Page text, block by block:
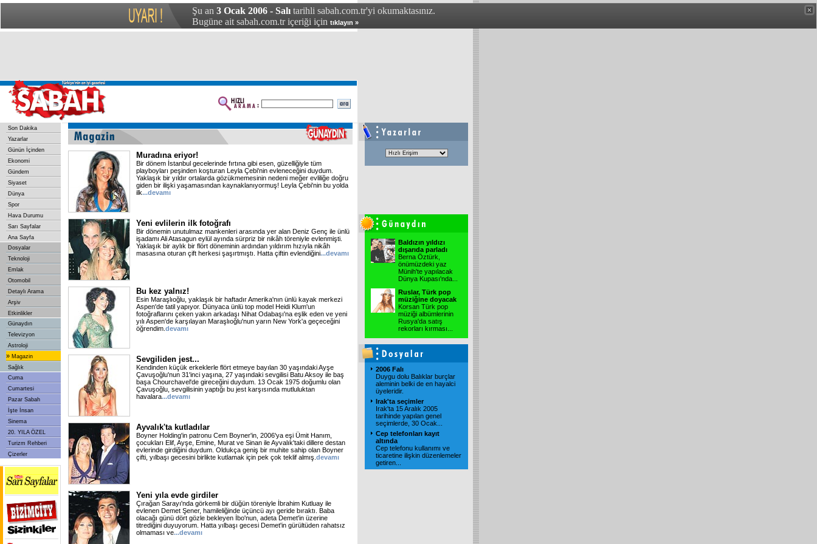
Şu an 3 Ocak 2006 - Salı tarihli sabah.com.tr'yi okumaktasınız.
Bugüne ait sabah.com.tr içeriği için tıklayın »
Son Dakika
Yazarlar
Günün İçinden
Ekonomi
Gündem
Siyaset
Dünya
Spor
Hava Durumu
Sarı Sayfalar
Ana Sayfa
Dosyalar
Teknoloji
Emlak
Otomobil
Detaylı Arama
Arşiv
Etkinlikler
Günaydın
Televizyon
Astroloji
» Magazin
Sağlık
Cuma
Cumartesi
Pazar Sabah
İşte İnsan
Sinema
20. YILA ÖZEL
Turizm Rehberi
Çizerler
Muradına eriyor!
Bir dönem İstanbul gecelerinde fırtına gibi esen, güzelliğiyle tüm
playboyları peşinden koşturan Leyla Çebi'nin evleneceğini duydum.
Yaklaşık bir yıldır ortalarda gözükmemesinin nedeni meğer evliliğe doğru
giden bir ilişki yaşamasından kaynaklanıyormuş! Leyla Çebi'nin bu yolda
ilk...devamı
Yeni evlilerin ilk fotoğrafı
Bir dönemin unutulmaz mankenleri arasında yer alan Deniz Genç ile ünlü
işadamı Ali Atasagun eylül ayında sürpriz bir nikâh töreniyle evlenmişti.
Yaklaşık bir aylık bir flört döneminin ardından yıldırım hızıyla nikâh
masasına oturan çift herkesi şaşırtmıştı. Hatta çiftin evlendiğini...devamı
Bu kez yalnız!
Esin Maraşlıoğlu, yaklaşık bir haftadır Amerika'nın ünlü kayak merkezi
Aspen'de tatil yapıyor. Dünyaca ünlü top model Heidi Klum'un
fotoğraflarını çeken yakın arkadaşı Nihat Odabaşı'na eşlik eden ve yeni
yılı Aspen'de karşılayan Maraşlıoğlu'nun yarın New York'a geçeceğini
öğrendim. devamı
Sevgiliden jest...
Kendinden küçük erkeklerle flört etmeye bayılan 30 yaşındaki Ayşe
Çavuşoğlu'nun 31'inci yaşına, 27 yaşındaki sevgilisi Batu Aksoy ile baş
başa Chourchavel'de gireceğini duydum. 13 Ocak 1975 doğumlu olan
Çavuşoğlu, sevgilisinin yaptığı bu jest karşısında mutluluktan
havalara...devamı
Ayvalık'ta kutladılar
Boyner Holding'in patronu Cem Boyner'in, 2006'ya eşi Ümit Hanım,
çocukları Elif, Ayşe, Emine, Murat ve Sinan ile Ayvalık'taki dillere destan
evlerinde girdiğini duydum. Oldukça geniş bir muhite sahip olan Boyner
çifti, yılbaşı gecesini birlikte kutlamak için pek çok teklif almış. devamı
Yeni yıla evde girdiler
Çırağan Sarayı'nda görkemli bir düğün töreniyle İbrahim Kutluay ile
evlenen Demet Şener, hamileliğinde üçüncü ayı geride bıraktı. Baba
olacağı günü dört gözle bekleyen İbo'nun, adeta Demet'in üzerine
titrediğini duyuyorum. Hatta yılbaşı gecesi Demet'in gürültüden rahatsız
olmaması ve...devamı
Baldızın yıldızı
dışarıda parladı
Berna Öztürk,
önümüzdeki yaz
Münih'te yapılacak
Dünya Kupası'nda
Ruslar, Türk pop
müziğine doyacak
Korsan Türk pop
müziği albümlerinin
Rusya'da satış
rekorları kırması
2006 Falı
Duygu dolu Balıklar burçlar
aleminin belki de en hayalci
üyeleridir.
Irak'ta seçimler
Irak'ta 15 Aralık 2005
tarihinde yapılan genel
seçimlerde, 30 Ocak
Cep telefonları kayıt
altında
Cep telefonu kullanımı ve
ticaretine ilişkin düzenlemeler
getiren